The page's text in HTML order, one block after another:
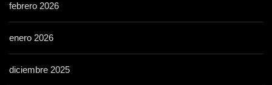
febrero 2026
enero 2026
diciembre 2025